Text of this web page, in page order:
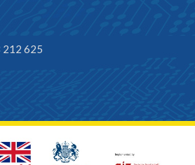
212 625